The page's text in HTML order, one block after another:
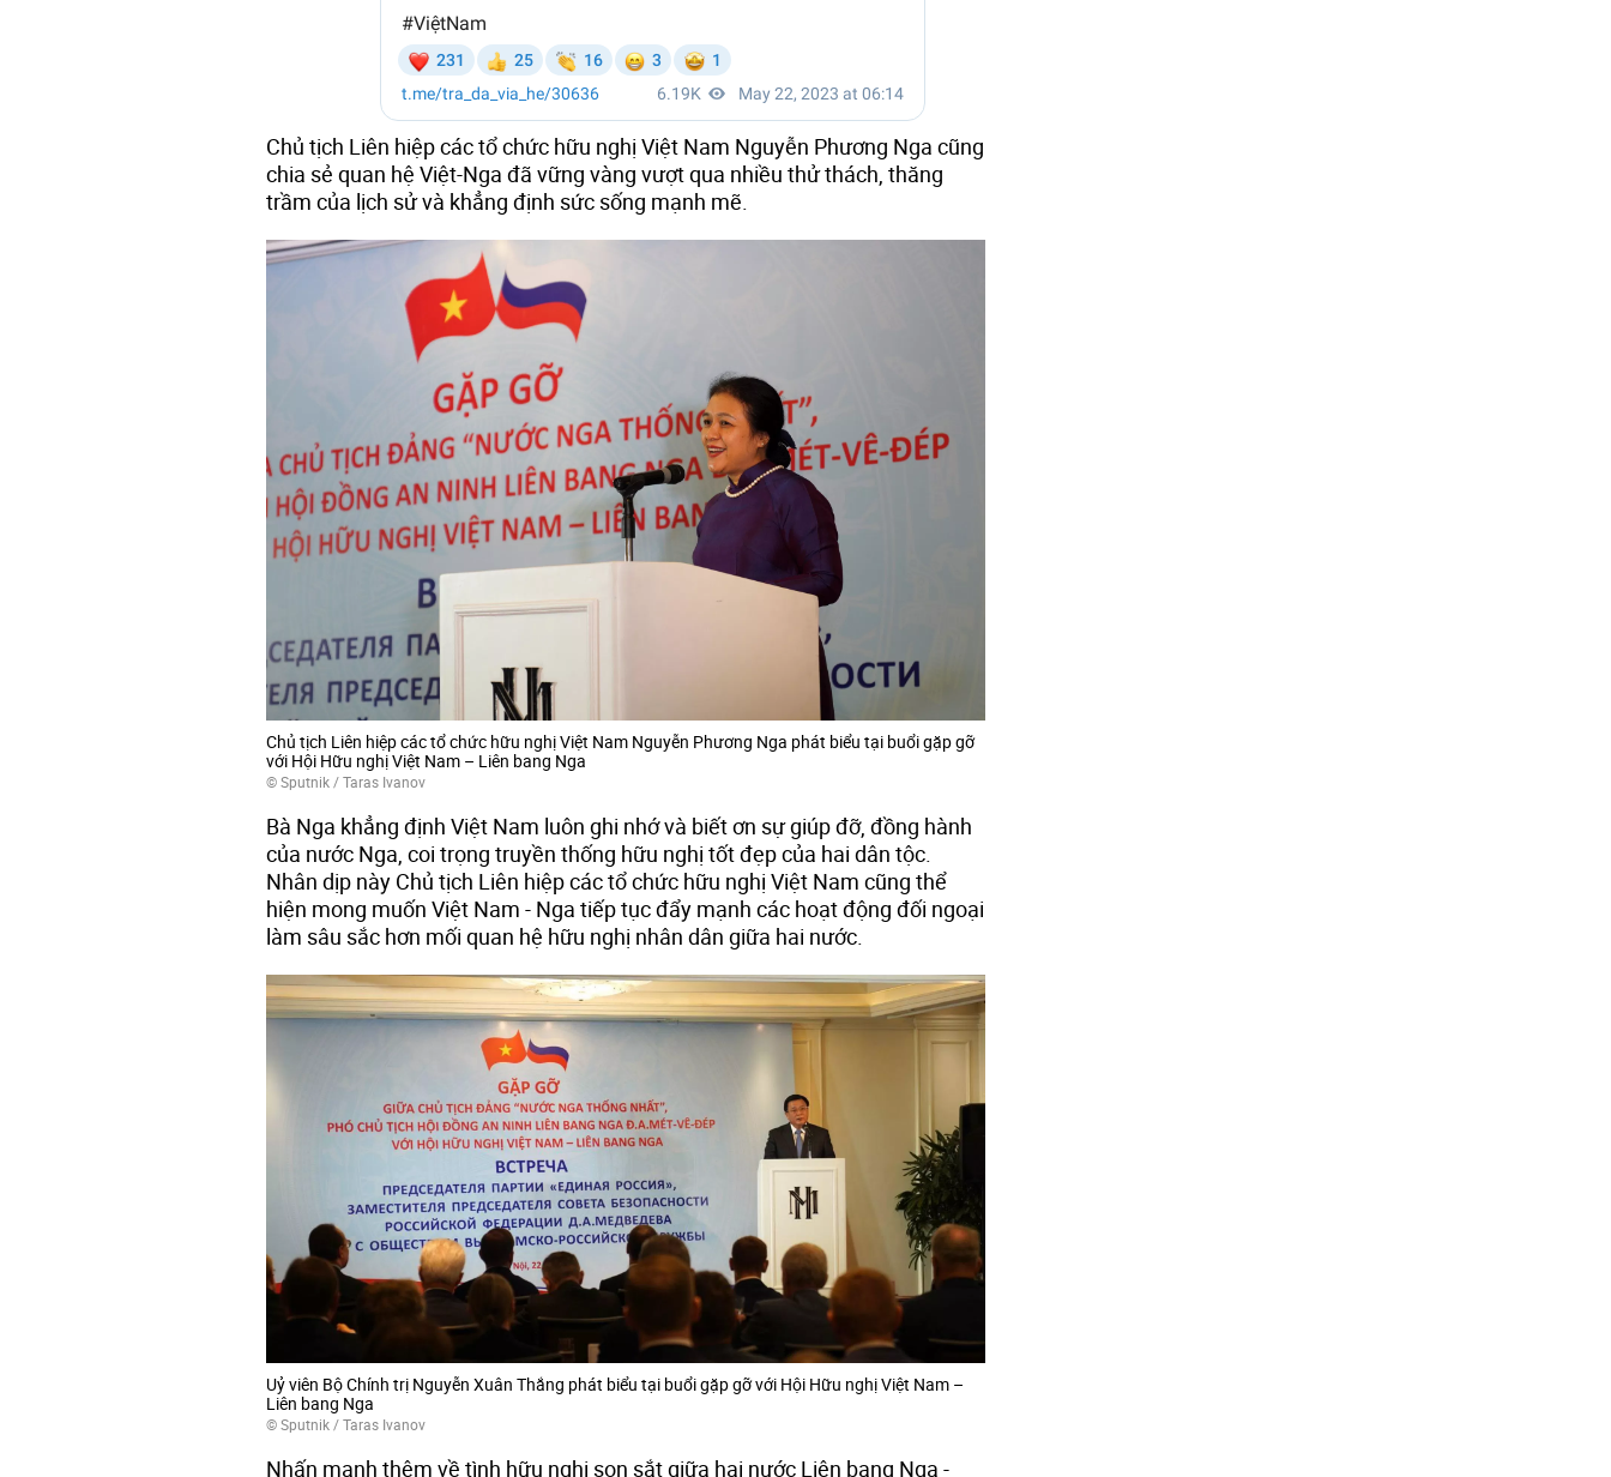
Chủ tịch Liên hiệp các tổ chức hữu nghị Việt Nam Nguyễn Phương Nga cũng
chia sẻ quan hệ Việt-Nga đã vững vàng vượt qua nhiều thử thách, thăng
trầm của lịch sử và khẳng định sức sống mạnh mẽ.
Chủ tịch Liên hiệp các tổ chức hữu nghị Việt Nam Nguyễn Phương Nga phát biểu tại buổi gặp gỡ
với Hội Hữu nghị Việt Nam – Liên bang Nga
© Sputnik / Taras Ivanov
Bà Nga khẳng định Việt Nam luôn ghi nhớ và biết ơn sự giúp đỡ, đồng hành
của nước Nga, coi trọng truyền thống hữu nghị tốt đẹp của hai dân tộc.
Nhân dịp này Chủ tịch Liên hiệp các tổ chức hữu nghị Việt Nam cũng thể
hiện mong muốn Việt Nam - Nga tiếp tục đẩy mạnh các hoạt động đối ngoại
làm sâu sắc hơn mối quan hệ hữu nghị nhân dân giữa hai nước.
Uỷ viên Bộ Chính trị Nguyễn Xuân Thắng phát biểu tại buổi gặp gỡ với Hội Hữu nghị Việt Nam –
Liên bang Nga
© Sputnik / Taras Ivanov
Nhấn mạnh thêm về tình hữu nghị son sắt giữa hai nước Liên bang Nga -